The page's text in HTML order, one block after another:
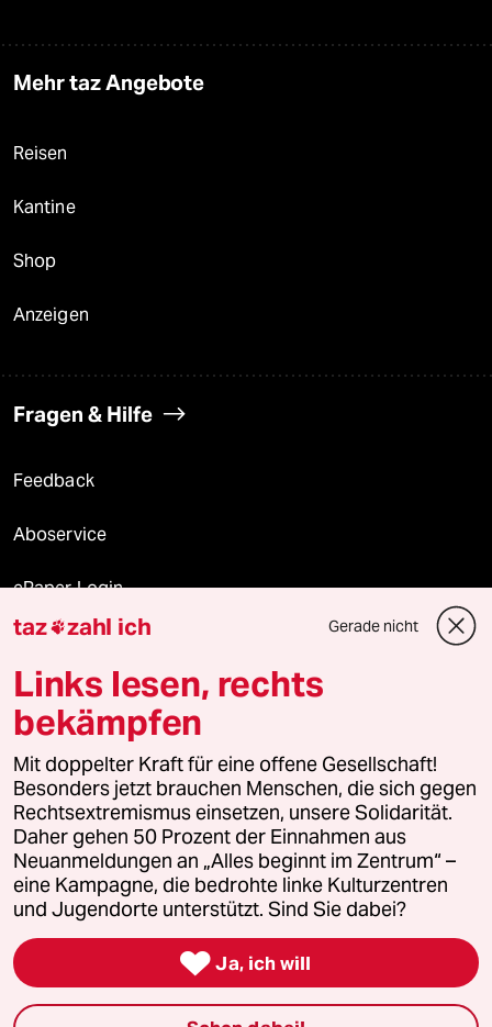
Mehr taz Angebote
Reisen
Kantine
Shop
Anzeigen
Fragen & Hilfe
Feedback
Aboservice
ePaper Login
Downloads für Abonnierende
© 2026 taz Verlags und Vertriebs GmbH
Alle Rechte vorbehalten. Bei rechtlichen Fragen oder für Genehmigungen
wenden Sie sich bitte an
lizenzen@taz.de
Feedback Redaktionsstatut Kommune-Richtlinien
Leitlinie Informant Datenschutz Impressum AGB
Seitenwende Einwilligungen widerrufen (Ads)
taz zahl ich Gerade nicht
Links lesen, rechts
bekämpfen
Mit doppelter Kraft für eine offene Gesellschaft!
Besonders jetzt brauchen Menschen, die sich gegen
Rechtsextremismus einsetzen, unsere Solidarität.
Daher gehen 50 Prozent der Einnahmen aus
Neuanmeldungen an „Alles beginnt im Zentrum“ –
eine Kampagne, die bedrohte linke Kulturzentren
und Jugendorte unterstützt. Sind Sie dabei?
 Ja, ich will